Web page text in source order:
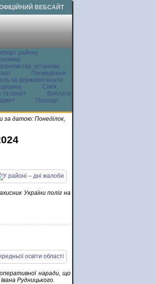
ВЕБСАЙТ
району
установи,
Проведення
за державні кошти
Сім'я,
та спорт
Виплати
Паспорт
за датою: Понеділок,
України поліг на
оперативної наради, що
Рудницького.